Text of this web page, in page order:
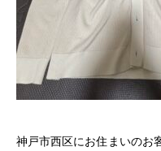
神戸市西区にお住まいの